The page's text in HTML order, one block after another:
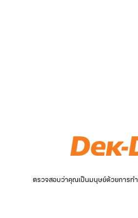
ตรวจสอบว่าคุณเป็นมนุษย์ด้วยการทำ